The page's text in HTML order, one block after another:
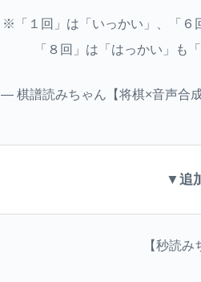
※「１回」は「いっかい」、「６
「８回」は「はっかい」も
— 棋譜読みちゃん【将棋×音声合
▼追
【秒読